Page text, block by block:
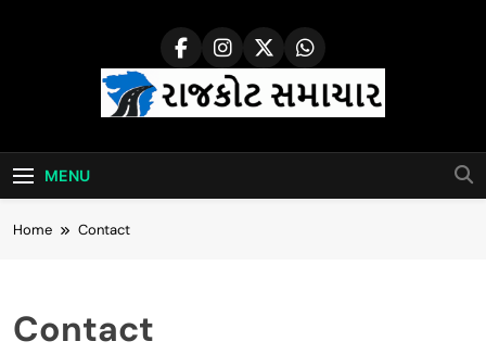
Rajkot Samachar
MENU
Home Contact
Contact